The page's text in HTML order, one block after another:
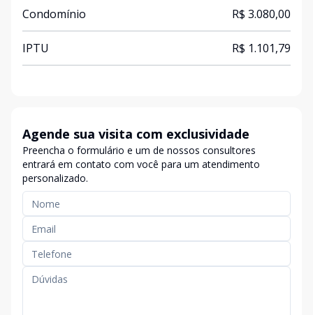
Condomínio R$ 3.080,00
IPTU R$ 1.101,79
Agende sua visita com exclusividade
Preencha o formulário e um de nossos consultores
entrará em contato com você para um atendimento
personalizado.